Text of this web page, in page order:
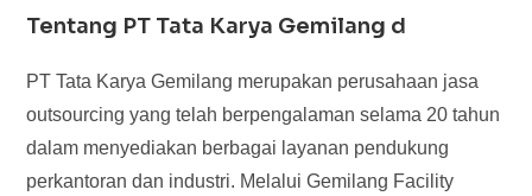
Tentang PT Tata Karya Gemilang d
PT Tata Karya Gemilang merupakan perusahaan jasa
outsourcing yang telah berpengalaman selama 20 tahun
dalam menyediakan berbagai layanan pendukung
perkantoran dan industri. Melalui Gemilang Facility